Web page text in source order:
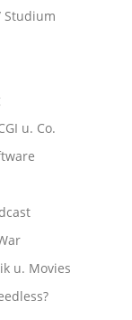
Studium
u. Co.
u. Movies